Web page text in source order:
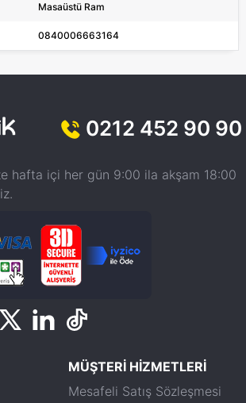
Masaüstü Ram
0840006663164
0212 452 90 90
hafta içi her gün 9:00 ila akşam 18:00
MÜŞTERİ HİZMETLERİ
Mesafeli Satış Sözleşmesi